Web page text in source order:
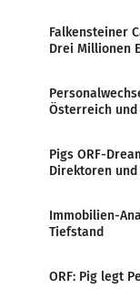
Falkensteiner
Drei Millionen
Österreich und
Pigs ORF-
Direktoren
Immobilien-
Tiefstand
ORF: Pig legt